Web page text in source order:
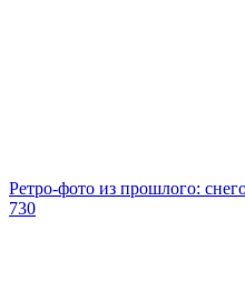
Ретро-фото из прошлого:
730